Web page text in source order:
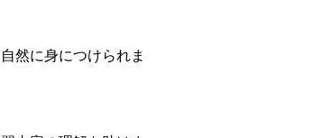
然に身につけられま